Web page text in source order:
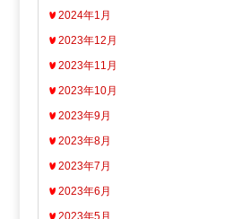
2024年1月
2023年12月
2023年11月
2023年10月
2023年9月
2023年8月
2023年7月
2023年6月
2023年5月